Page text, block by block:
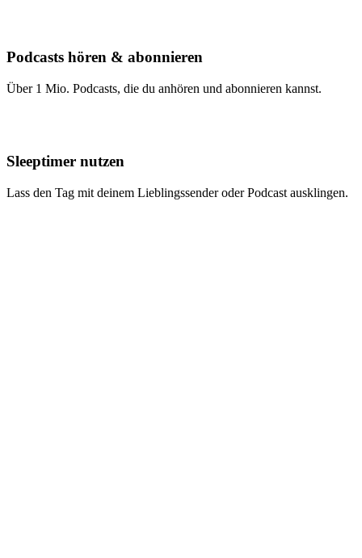
Podcasts hören & abonnieren
Über 1 Mio. Podcasts, die du anhören und abonnieren kannst.
Sleeptimer nutzen
Lass den Tag mit deinem Lieblingssender oder Podcast ausklingen.